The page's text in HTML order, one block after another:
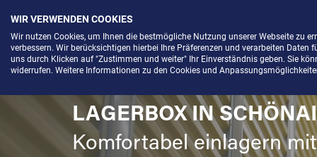
Menü
LAGERBOX IN
Komfortabel einlagern
WIR VERWENDEN COOKIES
Wir nutzen Cookies, um Ihnen die bestmögliche Nutzung unserer Webseite zu
verbessern. Wir berücksichtigen hierbei Ihre Präferenzen und verarbeiten
uns durch Klicken auf "Zustimmen und weiter" Ihr Einverständnis geben. Sie
widerrufen. Weitere Informationen zu den Cookies und